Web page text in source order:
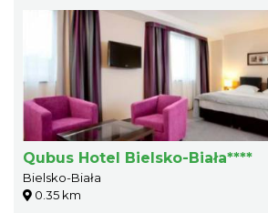
Qubus Hotel Bielsko-Biała****
Bielsko-Biała
0.35 km